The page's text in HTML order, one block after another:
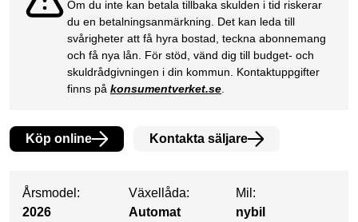
Om du inte kan betala tillbaka skulden i tid riskerar
du en betalningsanmärkning. Det kan leda till
svårigheter att få hyra bostad, teckna abonnemang
och få nya lån. För stöd, vänd dig till budget- och
skuldrådgivningen i din kommun. Kontaktuppgifter
finns på konsumentverket.se.
Köp online Kontakta säljare
Årsmodel:
2026
Växellåda:
Automat
Mil:
nybil